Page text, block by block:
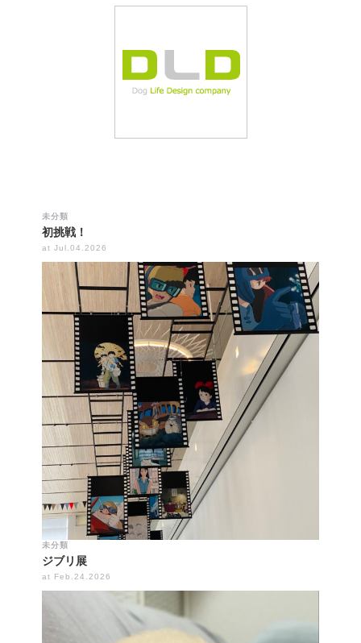
未分類
初挑戦！
at Jul.04.2026
未分類
ジブリ展
at Feb.24.2026